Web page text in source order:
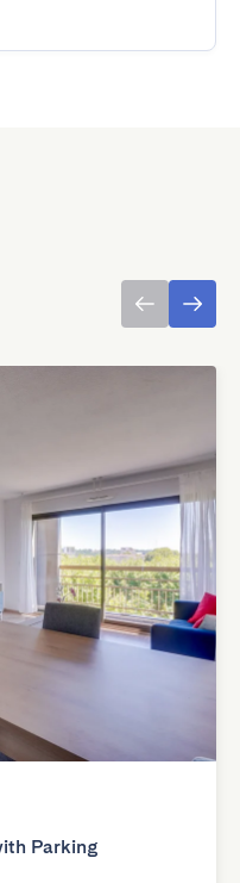
Parking